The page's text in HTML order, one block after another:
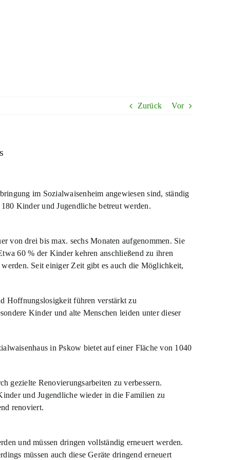
Zurück Vor
im Sozialwaisenheim angewiesen sind, ständig
Kinder und Jugendliche betreut werden.
von drei bis max. sechs Monaten aufgenommen. Sie
60 % der Kinder kehren anschließend zu ihren
Seit einiger Zeit gibt es auch die Möglichkeit,
Hoffnungslosigkeit führen verstärkt zu
Kinder und alte Menschen leiden unter dieser
in Pskow bietet auf einer Fläche von 1040
gezielte Renovierungsarbeiten zu verbessern.
und Jugendliche wieder in die Familien zu
renoviert.
und müssen dringen vollständig erneuert werden.
müssen auch diese Geräte dringend erneuert